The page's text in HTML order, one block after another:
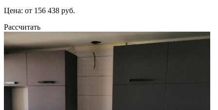
Цена: от 156 438 руб.
Рассчитать